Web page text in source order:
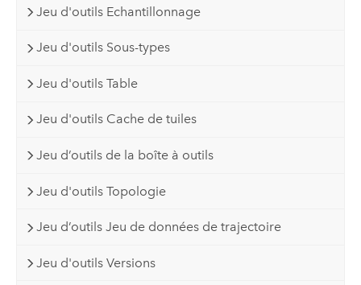
Jeu d'outils Echantillonnage
Jeu d'outils Sous-types
Jeu d'outils Table
Jeu d'outils Cache de tuiles
Jeu d’outils de la boîte à outils
Jeu d'outils Topologie
Jeu d’outils Jeu de données de trajectoire
Jeu d'outils Versions